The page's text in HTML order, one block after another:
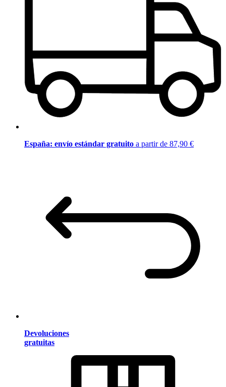
España: envío estándar gratuito a partir de 87,90 €
Devoluciones
gratuitas